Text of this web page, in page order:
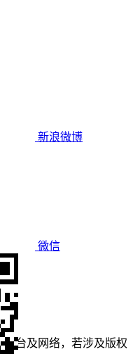
台及网络，若涉及版权
新浪微博
微信